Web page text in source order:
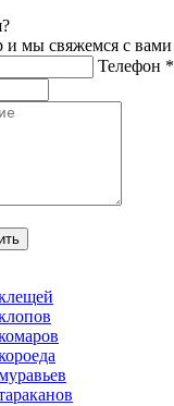
и мы свяжемся с вами
Телефон *